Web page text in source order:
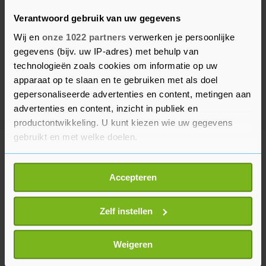
Verantwoord gebruik van uw gegevens
Wij en onze 1022 partners verwerken je persoonlijke
gegevens (bijv. uw IP-adres) met behulp van
technologieën zoals cookies om informatie op uw
apparaat op te slaan en te gebruiken met als doel
gepersonaliseerde advertenties en content, metingen aan
advertenties en content, inzicht in publiek en
productontwikkeling. U kunt kiezen wie uw gegevens
gebruikt en met welke doelen.
Als u het toestaat, willen we ook graag:
Informatie verzamelen over uw geografische
locatie, die tot een paar meter nauwkeurig kan zijn
Uw apparaat identificeren door het actief te
scannen op specifieke eigenschappen (fingerprinting)
Lees meer over hoe uw persoonlijke gegevens worden
verwerkt en stel uw voorkeuren in het
Accepteren
Zelf instellen
Weigeren
Meer uit Financieel
Bloomberg en Reuters: VS komen